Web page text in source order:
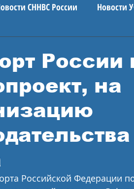
СННВС России Новости
новости
России
на
Российской Федерации